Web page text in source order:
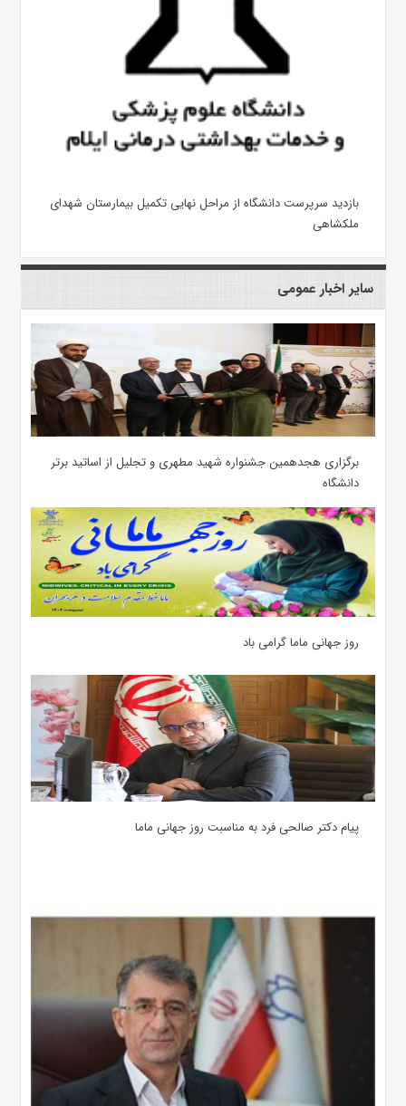
بازدید سرپرست دانشگاه از مراحل نهایی تکمیل بیمارستان شهدای
ملکشاهی
سایر اخبار عمومی
برگزاری هجدهمین جشنواره شهید مطهری و تجلیل از اساتید برتر
دانشگاه
روز جهانی ماما گرامی باد
پیام دکتر صالحی فرد به مناسبت روز جهانی ماما